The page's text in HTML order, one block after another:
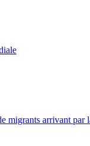
migrants arrivant par